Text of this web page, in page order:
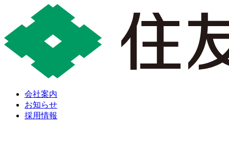
会社案内
お知らせ
採用情報